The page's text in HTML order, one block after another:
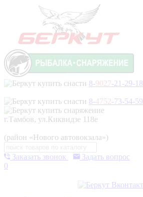
8-9027-21-29-18
8-4752-73-54-59
г.Тамбов, ул.Киквидзе 118е
(район «Нового автовокзала»)
Заказать звонок
Задать вопрос
0